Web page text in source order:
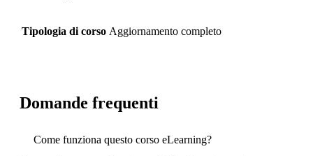
Tipologia di corso Aggiornamento completo
Domande frequenti
Come funziona questo corso eLearning?